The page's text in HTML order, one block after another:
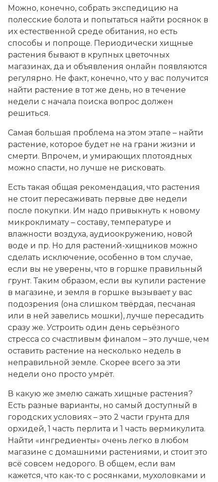
Можно, конечно, собрать экспедицию на
полесские болота и попытаться найти росянок в
их естественной среде обитания, но есть
способы и попроще. Периодически хищные
растения бывают в крупных цветочных
магазинах, да и объявления онлайн появляются
регулярно. Не факт, конечно, что у вас получится
найти растение в тот же день, но в течение
недели с начала поиска вопрос должен
решиться.
Самая большая проблема на этом этапе – найти
растение, которое будет не на грани жизни и
смерти. Впрочем, и умирающих плотоядных
можно спасти, но лучше не рисковать.
Есть такая общая рекомендация, что растения
не стоит пересаживать первые две недели
после покупки. Им надо привыкнуть к новому
микроклимату – составу, температуре и
влажности воздуха, аудиоокружению, новой
воде и пр. Но для растений-хищников можно
сделать исключение, особенно в том случае,
если вы не уверены, что в горшке правильный
грунт. Таким образом, если вы купили растение
в магазине, и земля в горшке вызывает у вас
подозрения (она слишком твёрдая, песчаная
или в ней завелись мошки), лучше пересадить
сразу же. Устроить один день серьёзного
стресса со счастливым финалом – это лучше, чем
оставить растение на несколько недель в
неправильной земле. Скорее всего за эти
недели оно просто умрёт.
В какую же змелю сажать хищные растения?
Есть разные варианты, но самый доступный в
городских условиях – это 2 части грунта для
орхидей, 1 часть перлита и 1 часть вермикулита.
Найти «ингредиенты» очень легко в любом
магазине с домашними растениями, и стоит это
всё совсем недорого. В общем, если вам
кажется, что как-то с росянками, мухоловками и